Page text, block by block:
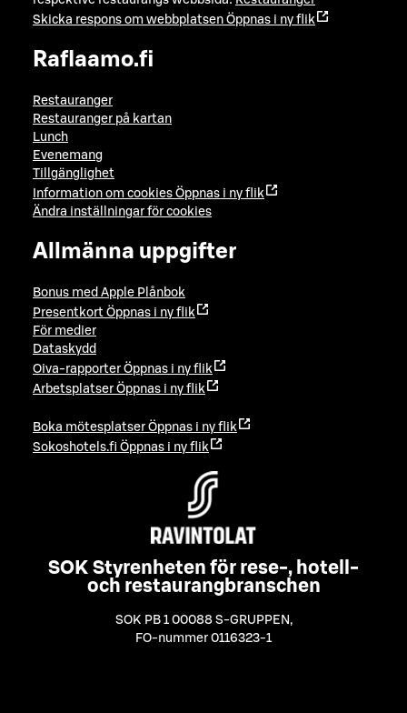
Skicka respons om webbplatsen Öppnas i ny flik
Raflaamo.fi
Restauranger
Restauranger på kartan
Lunch
Evenemang
Tillgänglighet
Information om cookies Öppnas i ny flik
Ändra inställningar för cookies
Allmänna uppgifter
Bonus med Apple Plånbok
Presentkort Öppnas i ny flik
För medier
Dataskydd
Oiva-rapporter Öppnas i ny flik
Arbetsplatser Öppnas i ny flik
Boka mötesplatser Öppnas i ny flik
Sokoshotels.fi Öppnas i ny flik
SOK Styrenheten för rese-, hotell-
och restaurangbranschen
SOK PB 1 00088 S-GRUPPEN ,
FO-nummer 0116323-1